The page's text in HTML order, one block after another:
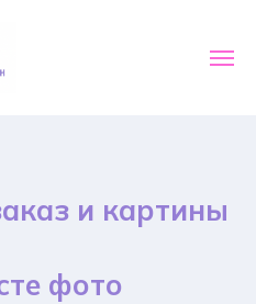
и картины
фото